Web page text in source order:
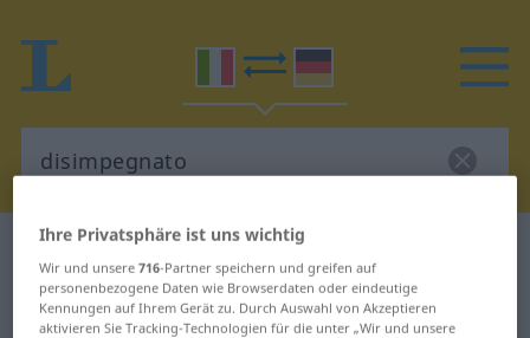
Italienisch-Deutsch Wörterbuch
Italienisch-Deutsch Übersetzung
für "disimpegnato"
Ihre Privatsphäre ist uns wichtig
Wir und unsere716-Partner speichern und greifen auf
personenbezogene Daten wie Browserdaten oder eindeutige
Kennungen auf Ihrem Gerät zu. Durch Auswahl von Akzeptieren
aktivieren Sie Tracking-Technologien für die unter „Wir und unsere